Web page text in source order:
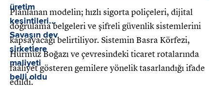
Planlanan modelin; hızlı sigorta poliçeleri, dijital
doğrulama belgeleri ve şifreli güvenlik sistemlerini
kapsayacağı belirtiliyor. Sistemin Basra Körfezi,
Hürmüz Boğazı ve çevresindeki ticaret rotalarında
faaliyet gösteren gemilere yönelik tasarlandığı ifade
edildi.